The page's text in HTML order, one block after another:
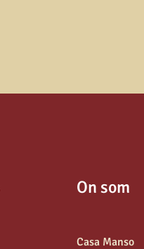
On som
Casa Manso